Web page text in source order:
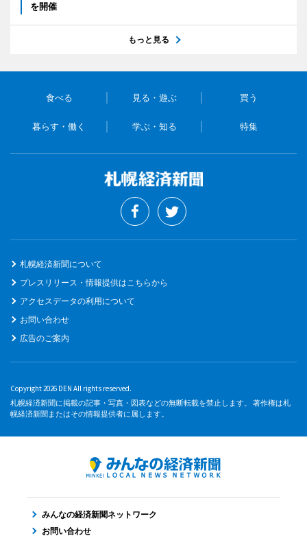
を開催
もっと見る
食べる 見る・遊ぶ 買う
暮らす・働く 学ぶ・知る 特集
札幌経済新聞について
プレスリリース・情報提供はこちらから
アクセスデータの利用について
お問い合わせ
広告のご案内
Copyright 2026 DEN All rights reserved.
札幌経済新聞に掲載の記事・写真・図表などの無断転載を禁止します。 著作権は札
幌経済新聞またはその情報提供者に属します。
みんなの経済新聞ネットワーク
お問い合わせ